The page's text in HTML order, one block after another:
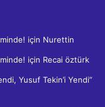
için Nurettin
için Recai öztürk
Yusuf Tekin’i Yendi”